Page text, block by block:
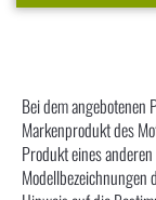
Bei dem
Markenprodukt des
Produkt eines